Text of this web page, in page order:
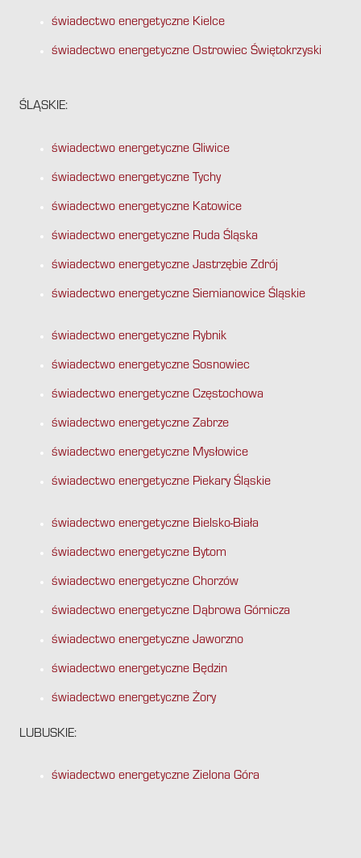
świadectwo energetyczne Kielce
świadectwo energetyczne Ostrowiec Świętokrzyski
ŚLĄSKIE:
świadectwo energetyczne Gliwice
świadectwo energetyczne Tychy
świadectwo energetyczne Katowice
świadectwo energetyczne Ruda Śląska
świadectwo energetyczne Jastrzębie Zdrój
świadectwo energetyczne Siemianowice Śląskie
świadectwo energetyczne Rybnik
świadectwo energetyczne Sosnowiec
świadectwo energetyczne Częstochowa
świadectwo energetyczne Zabrze
świadectwo energetyczne Mysłowice
świadectwo energetyczne Piekary Śląskie
świadectwo energetyczne Bielsko-Biała
świadectwo energetyczne Bytom
świadectwo energetyczne Chorzów
świadectwo energetyczne Dąbrowa Górnicza
świadectwo energetyczne Jaworzno
świadectwo energetyczne Będzin
świadectwo energetyczne Żory
LUBUSKIE:
świadectwo energetyczne Zielona Góra